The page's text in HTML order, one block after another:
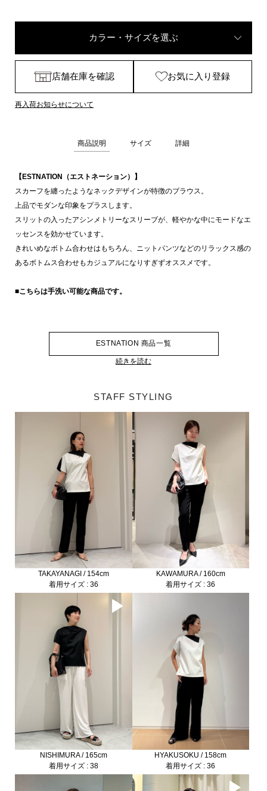
カラー・サイズを選ぶ
店舗在庫を確認 お気に入り登録
再入荷お知らせについて
商品説明 サイズ 詳細
【ESTNATION（エストネーション）】
スカーフを纏ったようなネックデザインが特徴のブラウス。
上品でモダンな印象をプラスします。
スリットの入ったアシンメトリーなスリーブが、軽やかな中にモードなエ
ッセンスを効かせています。
きれいめなボトム合わせはもちろん、ニットパンツなどのリラックス感の
あるボトムス合わせもカジュアルになりすぎずオススメです。
■こちらは手洗い可能な商品です。
ESTNATION 商品一覧
続きを読む
STAFF STYLING
TAKAYANAGI / 154cm
着用サイズ : 36
KAWAMURA / 160cm
着用サイズ : 36
NISHIMURA / 165cm
着用サイズ : 38
HYAKUSOKU / 158cm
着用サイズ : 36